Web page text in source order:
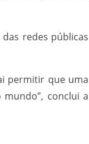
redes públicas
permitir que uma
conclui a